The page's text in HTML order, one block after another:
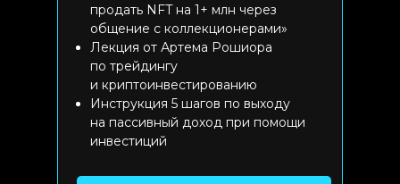
продать NFT на 1+ млн через
общение с коллекционерами»
Лекция от Артема Рошиора
по трейдингу
и криптоинвестированию
Инструкция 5 шагов по выходу
на пассивный доход при помощи
инвестиций